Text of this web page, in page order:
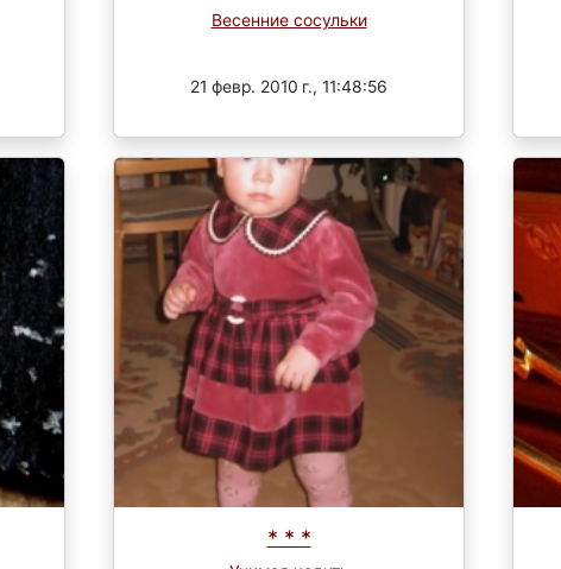
Весенние сосульки
21 февр. 2010 г., 11:48:56
* * *